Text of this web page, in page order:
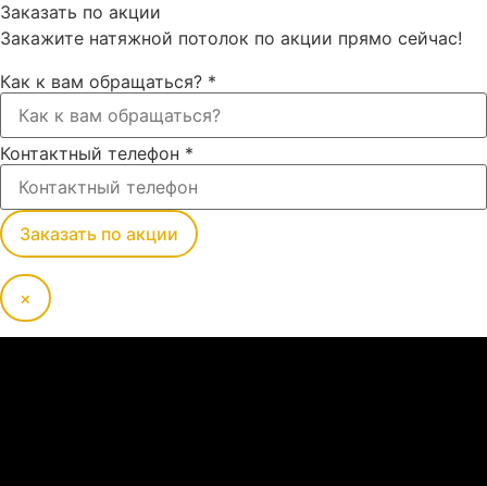
Заказать по акции
Закажите натяжной потолок по акции прямо сейчас!
Как к вам обращаться? *
Контактный телефон *
Заказать по акции
×